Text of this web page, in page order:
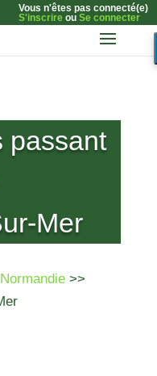
Vous n'êtes pas connecté(e)
S'inscrireou Se connecter
passant
Mer
Normandie>>